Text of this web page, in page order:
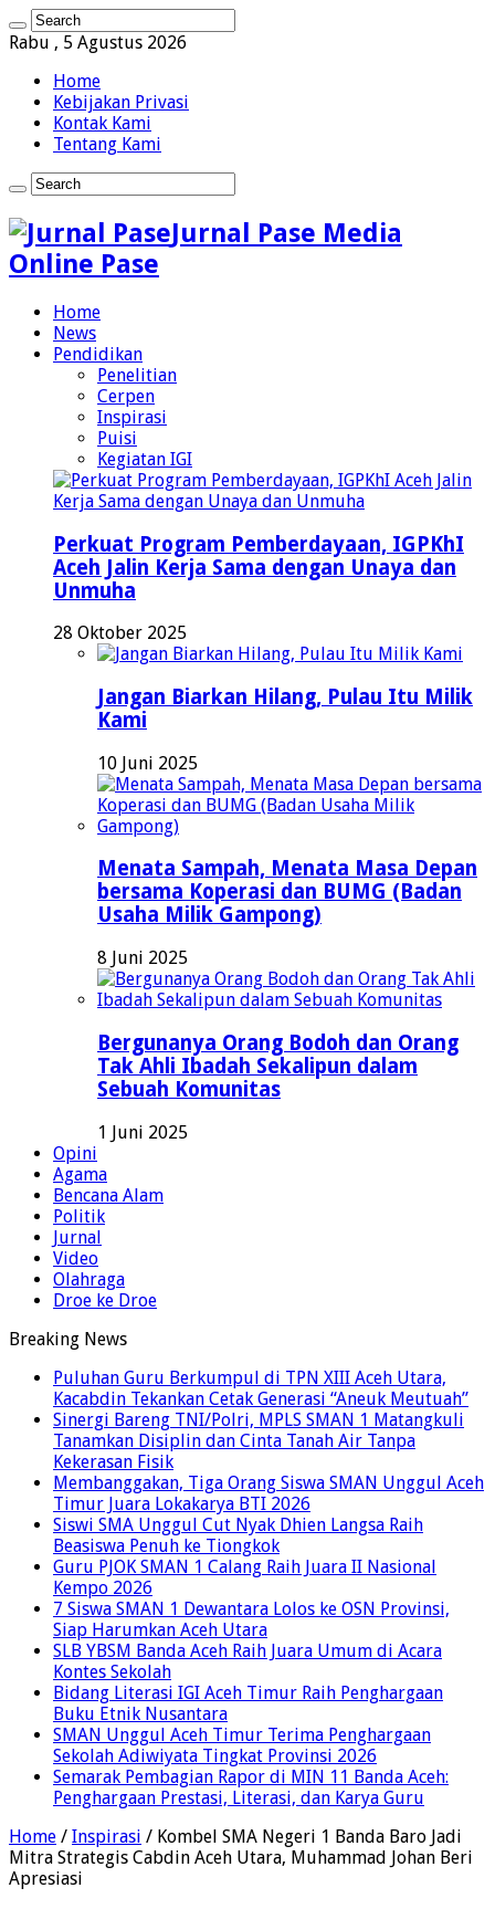
Rabu , 5 Agustus 2026
Home
Kebijakan Privasi
Kontak Kami
Tentang Kami
Jurnal Pase Media
Online Pase
Home
News
Pendidikan
Penelitian
Cerpen
Inspirasi
Puisi
Kegiatan IGI
Perkuat Program Pemberdayaan, IGPKhI
Aceh Jalin Kerja Sama dengan Unaya dan
Unmuha
28 Oktober 2025
Jangan Biarkan Hilang, Pulau Itu Milik
Kami
10 Juni 2025
Menata Sampah, Menata Masa Depan
bersama Koperasi dan BUMG (Badan
Usaha Milik Gampong)
8 Juni 2025
Bergunanya Orang Bodoh dan Orang
Tak Ahli Ibadah Sekalipun dalam
Sebuah Komunitas
1 Juni 2025
Opini
Agama
Bencana Alam
Politik
Jurnal
Video
Olahraga
Droe ke Droe
Breaking News
Puluhan Guru Berkumpul di TPN XIII Aceh Utara,
Kacabdin Tekankan Cetak Generasi “Aneuk Meutuah”
Sinergi Bareng TNI/Polri, MPLS SMAN 1 Matangkuli
Tanamkan Disiplin dan Cinta Tanah Air Tanpa
Kekerasan Fisik
Membanggakan, Tiga Orang Siswa SMAN Unggul Aceh
Timur Juara Lokakarya BTI 2026
Siswi SMA Unggul Cut Nyak Dhien Langsa Raih
Beasiswa Penuh ke Tiongkok
Guru PJOK SMAN 1 Calang Raih Juara II Nasional
Kempo 2026
7 Siswa SMAN 1 Dewantara Lolos ke OSN Provinsi,
Siap Harumkan Aceh Utara
SLB YBSM Banda Aceh Raih Juara Umum di Acara
Kontes Sekolah
Bidang Literasi IGI Aceh Timur Raih Penghargaan
Buku Etnik Nusantara
SMAN Unggul Aceh Timur Terima Penghargaan
Sekolah Adiwiyata Tingkat Provinsi 2026
Semarak Pembagian Rapor di MIN 11 Banda Aceh:
Penghargaan Prestasi, Literasi, dan Karya Guru
Home / Inspirasi / Kombel SMA Negeri 1 Banda Baro Jadi
Mitra Strategis Cabdin Aceh Utara, Muhammad Johan Beri
Apresiasi